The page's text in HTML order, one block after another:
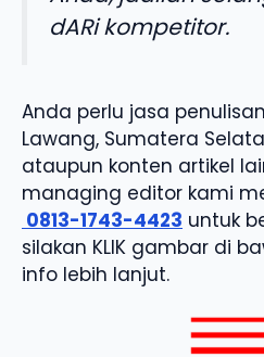
dARi kompetitor.
Anda perlu jasa
Lawang, Sumatera
ataupun konten artikel
managing editor kami
0813-1743-4423 untuk
silakan KLIK gambar di
info lebih lanjut.